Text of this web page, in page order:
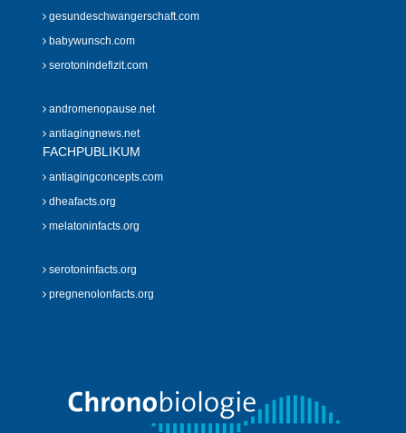
gesundeschwangerschaft.com
babywunsch.com
serotonindefizit.com
andromenopause.net
antiagingnews.net
FACHPUBLIKUM
antiagingconcepts.com
dheafacts.org
melatoninfacts.org
serotoninfacts.org
pregnenolonfacts.org